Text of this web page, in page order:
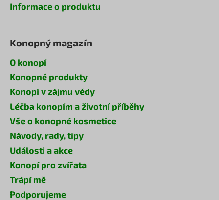
Informace o produktu
Konopný magazín
O konopí
Konopné produkty
Konopí v zájmu vědy
Léčba konopím a životní příběhy
Vše o konopné kosmetice
Návody, rady, tipy
Události a akce
Konopí pro zvířata
Trápí mě
Podporujeme